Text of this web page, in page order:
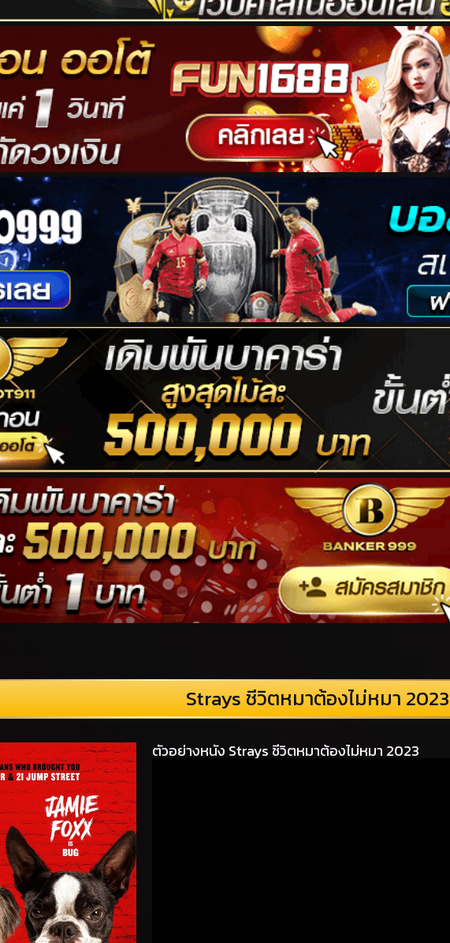
Strays ชีวิตหมาต้องไม่หมา 2023
ตัวอย่างหนัง Strays ชีวิตหมาต้องไม่หมา 2023